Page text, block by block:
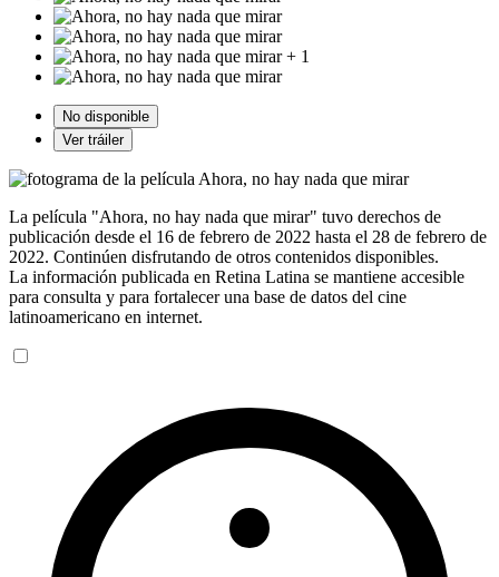
+ 1
No disponible
Ver tráiler
La película "Ahora, no hay nada que mirar" tuvo derechos de
publicación desde el 16 de febrero de 2022 hasta el 28 de febrero de
2022. Continúen disfrutando de otros contenidos disponibles.
La información publicada en Retina Latina se mantiene accesible
para consulta y para fortalecer una base de datos del cine
latinoamericano en internet.